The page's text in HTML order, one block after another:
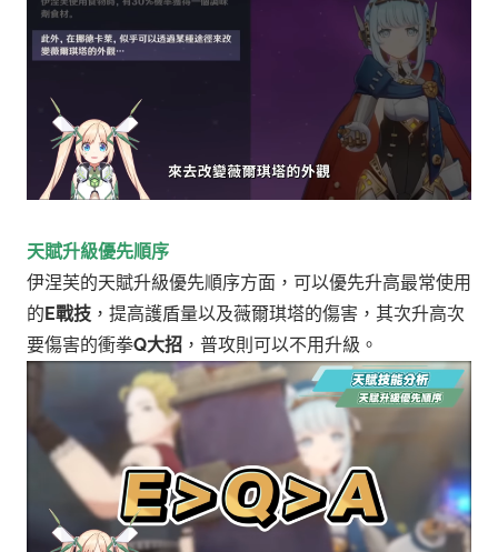
天賦升級優先順序
伊涅芙的天賦升級優先順序方面，可以優先升高最常使用
的E戰技 ，提高護盾量以及薇爾琪塔的傷害，其次升高次
要傷害的衝拳Q大招 ，普攻則可以不用升級。